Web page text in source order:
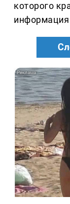
которого
информация